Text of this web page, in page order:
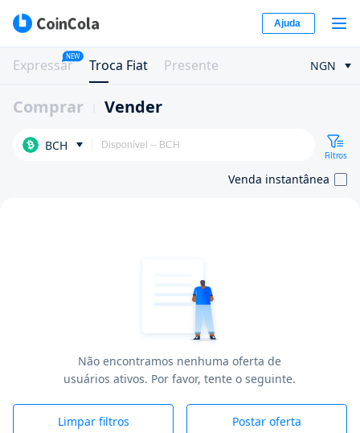
Ajuda
Expressar
NEW
Troca Fiat Presente NGN
Comprar Vender
BCH
Filtros
Venda instantânea
Não encontramos nenhuma oferta de
usuários ativos. Por favor, tente o seguinte.
Limpar filtros Postar oferta